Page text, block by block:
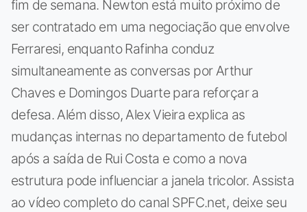
fim de semana. Newton está muito próximo de
ser contratado em uma negociação que envolve
Ferraresi, enquanto Rafinha conduz
simultaneamente as conversas por Arthur
Chaves e Domingos Duarte para reforçar a
defesa. Além disso, Alex Vieira explica as
mudanças internas no departamento de futebol
após a saída de Rui Costa e como a nova
estrutura pode influenciar a janela tricolor. Assista
ao vídeo completo do canal SPFC.net, deixe seu